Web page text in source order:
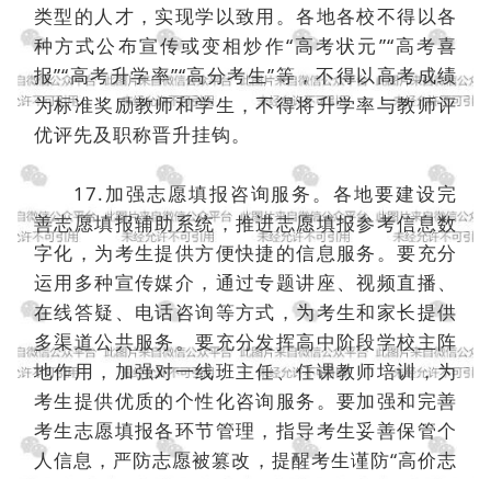
类型的人才，实现学以致用。各地各校不得以各
种方式公布宣传或变相炒作“高考状元”“高考喜
报”“高考升学率”“高分考生”等，不得以高考成绩
为标准奖励教师和学生，不得将升学率与教师评
优评先及职称晋升挂钩。
17.加强志愿填报咨询服务。各地要建设完
善志愿填报辅助系统，推进志愿填报参考信息数
字化，为考生提供方便快捷的信息服务。要充分
运用多种宣传媒介，通过专题讲座、视频直播、
在线答疑、电话咨询等方式，为考生和家长提供
多渠道公共服务。要充分发挥高中阶段学校主阵
地作用，加强对一线班主任、任课教师培训，为
考生提供优质的个性化咨询服务。要加强和完善
考生志愿填报各环节管理，指导考生妥善保管个
人信息，严防志愿被篡改，提醒考生谨防“高价志